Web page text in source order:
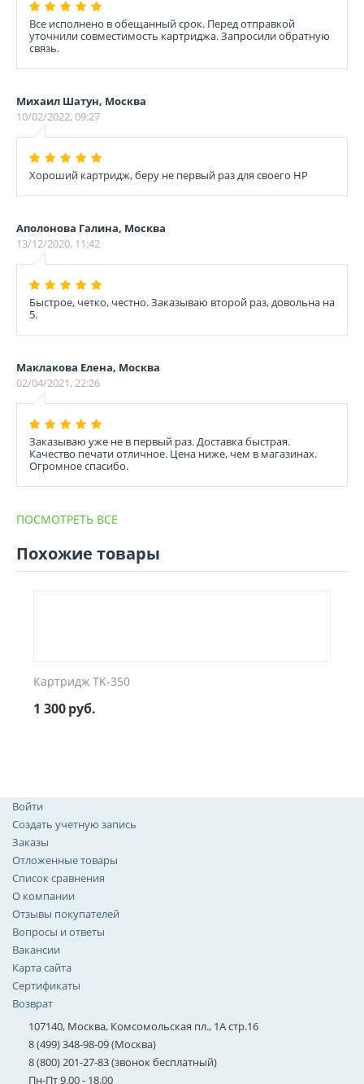
Все исполнено в обещанный срок. Перед отправкой
уточнили совместимость картриджа. Запросили обратную
связь.
Михаил Шатун, Москва
10/02/2022, 09:27
Хороший картридж, беру не первый раз для своего НР
Аполонова Галина, Москва
13/12/2020, 11:42
Быстрое, четко, честно. Заказываю второй раз, довольна на
5.
Маклакова Елена, Москва
02/04/2021, 22:26
Заказываю уже не в первый раз. Доставка быстрая.
Качество печати отличное. Цена ниже, чем в магазинах.
Огромное спасибо.
ПОСМОТРЕТЬ ВСЕ
Похожие товары
Картридж TK-350
1 300руб.
Войти
Создать учетную запись
Заказы
Отложенные товары
Список сравнения
О компании
Отзывы покупателей
Вопросы и ответы
Вакансии
Карта сайта
Сертификаты
Возврат
107140, Москва, Комсомольская пл., 1А стр.16
8 (499) 348-98-09 (Москва)
8 (800) 201-27-83 (звонок бесплатный)
Пн-Пт 9.00 - 18.00